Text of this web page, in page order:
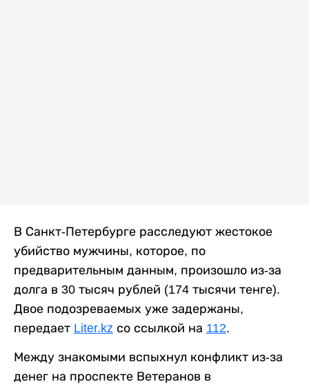
В Санкт-Петербурге расследуют жестокое
убийство мужчины, которое, по
предварительным данным, произошло из-за
долга в 30 тысяч рублей (174 тысячи тенге).
Двое подозреваемых уже задержаны,
передает Liter.kz со ссылкой на 112.
Между знакомыми вспыхнул конфликт из-за
денег на проспекте Ветеранов в